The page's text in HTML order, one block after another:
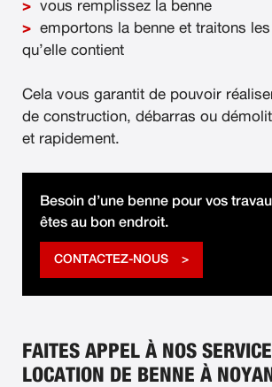
vous remplissez la benne
emportons la benne et traitons
qu’elle contient
Cela vous garantit de pouvoir
de construction, débarras ou
et rapidement.
Besoin d’une benne pour vos
êtes au bon endroit.
CONTACTEZ-NOUS
FAITES APPEL À NOS
LOCATION DE BENNE À